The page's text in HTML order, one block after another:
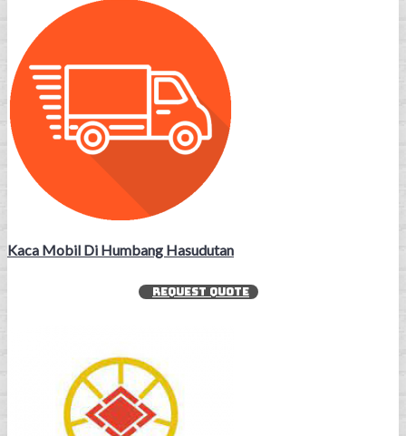
Kaca Mobil Di Humbang Hasudutan
REQUEST QUOTE